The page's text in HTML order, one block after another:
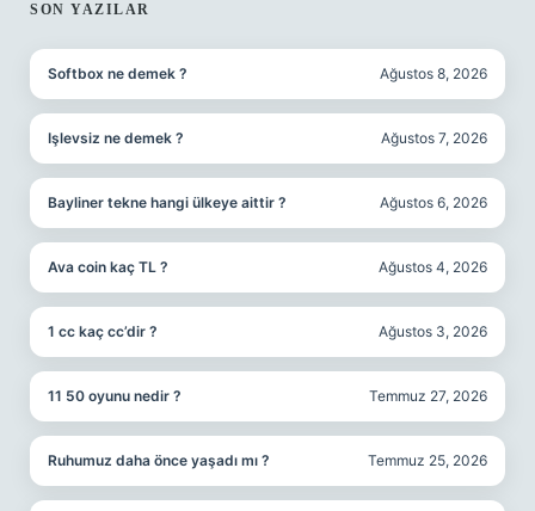
SIDEBAR
SON YAZILAR
Softbox ne demek ? Ağustos 8, 2026
Işlevsiz ne demek ? Ağustos 7, 2026
Bayliner tekne hangi ülkeye aittir ? Ağustos 6, 2026
Ava coin kaç TL ? Ağustos 4, 2026
1 cc kaç cc’dir ? Ağustos 3, 2026
11 50 oyunu nedir ? Temmuz 27, 2026
Ruhumuz daha önce yaşadı mı ? Temmuz 25, 2026